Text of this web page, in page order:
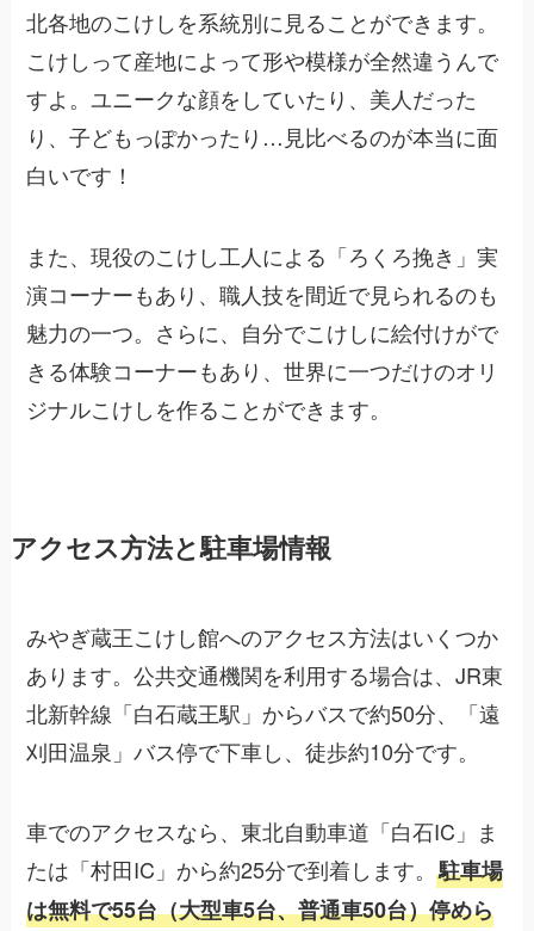
北各地のこけしを系統別に見ることができます。
こけしって産地によって形や模様が全然違うんで
すよ。ユニークな顔をしていたり、美人だった
り、子どもっぽかったり…見比べるのが本当に面
白いです！
また、現役のこけし工人による「ろくろ挽き」実
演コーナーもあり、職人技を間近で見られるのも
魅力の一つ。さらに、自分でこけしに絵付けがで
きる体験コーナーもあり、世界に一つだけのオリ
ジナルこけしを作ることができます。
アクセス方法と駐車場情報
みやぎ蔵王こけし館へのアクセス方法はいくつか
あります。公共交通機関を利用する場合は、JR東
北新幹線「白石蔵王駅」からバスで約50分、「遠
刈田温泉」バス停で下車し、徒歩約10分です。
車でのアクセスなら、東北自動車道「白石IC」ま
たは「村田IC」から約25分で到着します。駐車場
は無料で55台（大型車5台、普通車50台）停めら